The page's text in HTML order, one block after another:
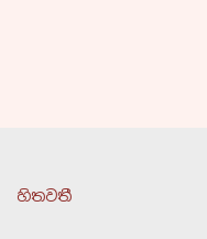
හිතවතී